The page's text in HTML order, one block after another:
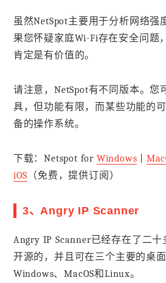
虽然NetSpot主要用于分析网络强
果您怀疑家庭Wi-Fi存在安全问题
肯定是有价值的。
请注意，NetSpot有不同版本。您
具，但功能有限，而某些功能的
备的操作系统。
下载：Netspot for Windows
iOS （免费，提供订阅）
3、Angry IP Scanner
Angry IP Scanner已经存在了二十
开源的，并且可在三个主要的桌
Windows、MacOS和Linux。